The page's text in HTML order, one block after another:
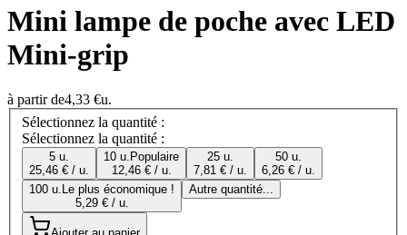
Mini lampe de poche avec LED
Mini-grip
à partir de4,33 €u.
Sélectionnez la quantité :
Sélectionnez la quantité :
5 u.
25,46 € / u.
10 u. Populaire
12,46 € / u.
25 u.
7,81 € / u.
50 u.
6,26 € / u.
100 u. Le plus économique !
5,29 € / u.
Autre quantité...